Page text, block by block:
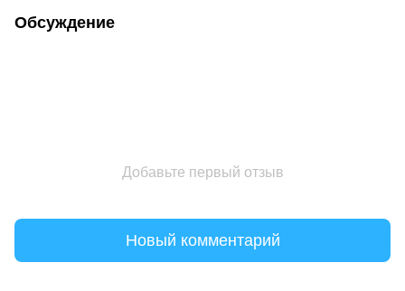
Обсуждение
Добавьте первый отзыв
Новый комментарий